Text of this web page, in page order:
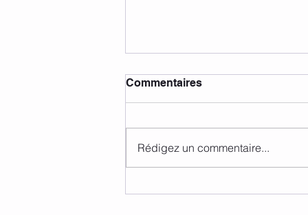
Commentaires
Rédigez un commentaire...